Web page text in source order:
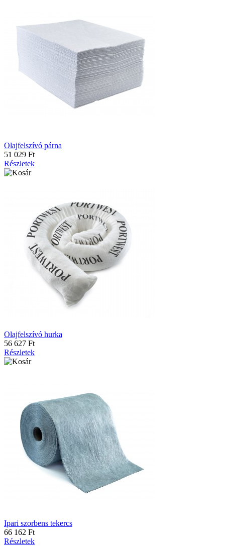
Olajfelszívó párna
51 029 Ft
Részletek
Olajfelszívó hurka
56 627 Ft
Részletek
Ipari szorbens tekercs
66 162 Ft
Részletek